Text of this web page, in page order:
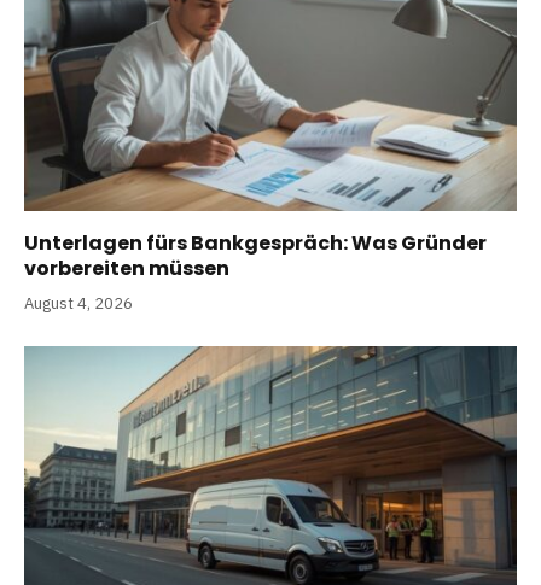
Unterlagen fürs Bankgespräch: Was Gründer
vorbereiten müssen
August 4, 2026